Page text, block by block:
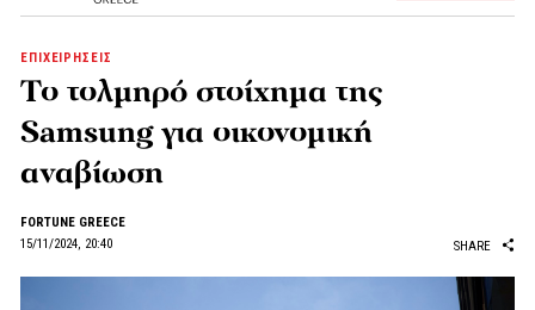
ΕΠΙΧΕΙΡΗΣΕΙΣ
To τολμηρό στοίχημα της
Samsung για οικονομική
αναβίωση
FORTUNE GREECE
15/11/2024, 20:40
SHARE